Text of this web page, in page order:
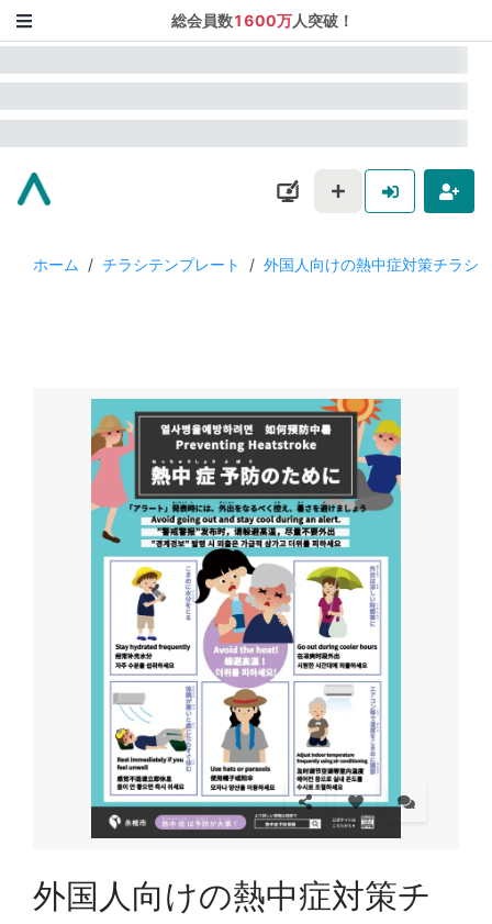
総会員数1600万人突破！
ホーム / チラシテンプレート / 外国人向けの熱中症対策チラシ
外国人向けの熱中症対策チ